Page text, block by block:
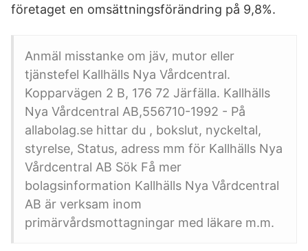
företaget en omsättningsförändring på 9,8%.
Anmäl misstanke om jäv, mutor eller
tjänstefel Kallhälls Nya Vårdcentral.
Kopparvägen 2 B, 176 72 Järfälla. Kallhälls
Nya Vårdcentral AB,556710-1992 - På
allabolag.se hittar du , bokslut, nyckeltal,
styrelse, Status, adress mm för Kallhälls Nya
Vårdcentral AB Sök Få mer
bolagsinformation Kallhälls Nya Vårdcentral
AB är verksam inom
primärvårdsmottagningar med läkare m.m.